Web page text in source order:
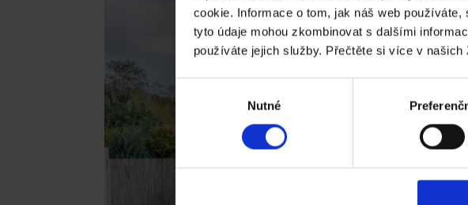
cookie. Informace o tom, jak náš web
tyto údaje mohou zkombinovat s dalšími
používáte jejich služby. Přečtěte si více v našich
Nutné